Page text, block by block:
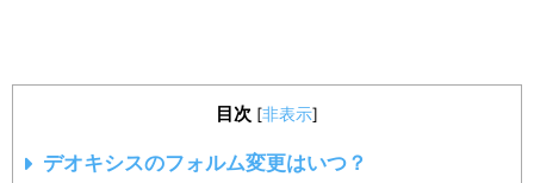
目次 [非表示]
デオキシスのフォルム変更はいつ？